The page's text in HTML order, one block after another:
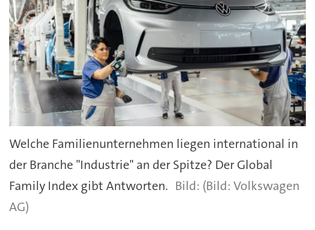
Welche Familienunternehmen liegen international in
der Branche "Industrie" an der Spitze? Der Global
Family Index gibt Antworten.
(Bild: Volkswagen
AG)